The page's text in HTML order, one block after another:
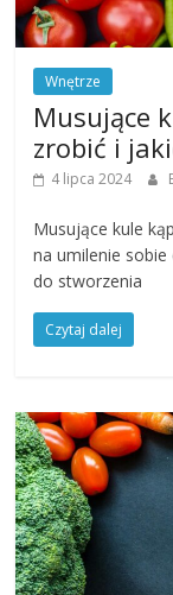
Wnętrze
Musujące
zrobić i
4 lipca 2024
Musujące kule
na umilenie
do stworzenia
Czytaj dalej